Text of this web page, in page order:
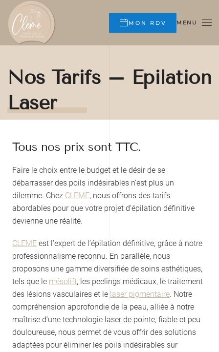
Skip to main content MON RDV MENU
Nos Tarifs – Epilation
Laser
Tous nos prix sont TTC.
Faire le choix entre le budget et le désir de se
débarrasser des poils indésirables n’est plus un
dilemme. Chez CLEME, nous offrons des tarifs
abordables pour que votre projet d’épilation définitive
devienne une réalité.
CLEME est l’expert de l’épilation définitive, grâce à notre
professionnalisme reconnu. En parallèle, nous
proposons une gamme diversifiée de soins esthétiques,
tels que le mésolift, les peelings médicaux, le traitement
des lésions vasculaires et le laser pigmentaire. Notre
compréhension approfondie de la peau, alliée à notre
maîtrise d’une technologie laser de pointe, fiable et peu
douloureuse, nous permet de vous offrir des solutions
adaptées pour éliminer les poils indésirables sur